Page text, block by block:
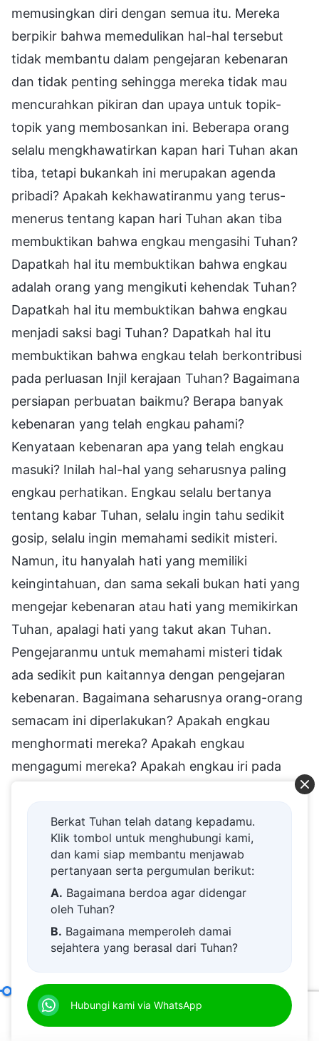
memusingkan diri dengan semua itu. Mereka
berpikir bahwa memedulikan hal-hal tersebut
tidak membantu dalam pengejaran kebenaran
dan tidak penting sehingga mereka tidak mau
mencurahkan pikiran dan upaya untuk topik-
topik yang membosankan ini. Beberapa orang
selalu mengkhawatirkan kapan hari Tuhan akan
tiba, tetapi bukankah ini merupakan agenda
pribadi? Apakah kekhawatiranmu yang terus-
menerus tentang kapan hari Tuhan akan tiba
membuktikan bahwa engkau mengasihi Tuhan?
Dapatkah hal itu membuktikan bahwa engkau
adalah orang yang mengikuti kehendak Tuhan?
Dapatkah hal itu membuktikan bahwa engkau
menjadi saksi bagi Tuhan? Dapatkah hal itu
membuktikan bahwa engkau telah berkontribusi
pada perluasan Injil kerajaan Tuhan? Bagaimana
persiapan perbuatan baikmu? Berapa banyak
kebenaran yang telah engkau pahami?
Kenyataan kebenaran apa yang telah engkau
masuki? Inilah hal-hal yang seharusnya paling
engkau perhatikan. Engkau selalu bertanya
tentang kabar Tuhan, selalu ingin tahu sedikit
gosip, selalu ingin memahami sedikit misteri.
Namun, itu hanyalah hati yang memiliki
keingintahuan, dan sama sekali bukan hati yang
mengejar kebenaran atau hati yang memikirkan
Tuhan, apalagi hati yang takut akan Tuhan.
Pengejaranmu untuk memahami misteri tidak
ada sedikit pun kaitannya dengan pengejaran
kebenaran. Bagaimana seharusnya orang-orang
semacam ini diperlakukan? Apakah engkau
menghormati mereka? Apakah engkau
mengagumi mereka? Apakah engkau iri pada
tentunya akan memandang rendah mereka
dengan mengatakan, "Kami masih belum
memadai dalam mengejar kebenaran, mengenal
diri kami sendiri, dan dalam mengenal Tuhan—
kami belum mencapai apa pun—dan ada
kebenaran dalam setiap aspek yang menunggu
kami tidak perlu berupaya keras untuk
menyelidiki misteri semacam itu." Sebenarnya,
Berkat Tuhan telah datang kepadamu.
Klik tombol untuk menghubungi kami,
dan kami siap membantu menjawab
pertanyaan serta pergumulan berikut:
A. Bagaimana berdoa agar didengar
oleh Tuhan?
B. Bagaimana memperoleh damai
sejahtera yang berasal dari Tuhan?
D.
dekat kepada Tuhan.
E.Bagaimana menyambut kedatangan
Hubungi kami via WhatsApp